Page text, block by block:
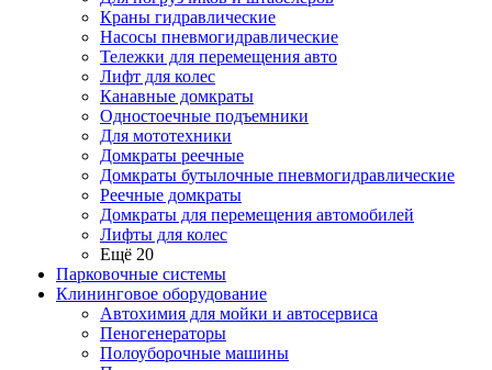
Краны гидравлические
Насосы пневмогидравлические
Тележки для перемещения авто
Лифт для колес
Канавные домкраты
Одностоечные подъемники
Для мототехники
Домкраты реечные
Домкраты бутылочные пневмогидравлические
Реечные домкраты
Домкраты для перемещения автомобилей
Лифты для колес
Ещё 20
Парковочные системы
Клининговое оборудование
Автохимия для мойки и автосервиса
Пеногенераторы
Полоуборочные машины